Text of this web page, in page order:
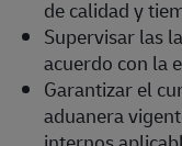
de calidad y
Supervisar las
acuerdo con la
Garantizar el
aduanera